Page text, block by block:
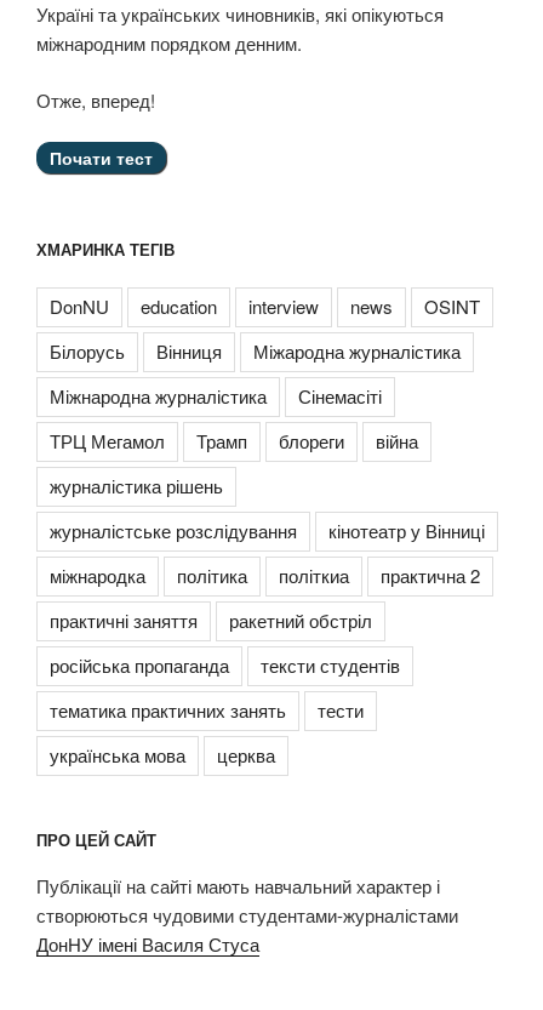
Україні та українських чиновників, які опікуються
міжнародним порядком денним.
Отже, вперед!
ХМАРИНКА ТЕГІВ
DonNU education interview news
OSINT
Білорусь
Вінниця
Міжародна журналістика
Міжнародна журналістика
Сінемасіті
ТРЦ Мегамол
Трамп блореги
війна
журналістика рішень
журналістське розслідування
кінотеатр у Вінниці
міжнародка
політика політкиа
практична 2
практичні заняття
ракетний обстріл
російська пропаганда
тексти студентів
тематика практичних занять
тести
українська мова
церква
ПРО ЦЕЙ САЙТ
Публікації на сайті мають навчальний характер і
створюються чудовими студентами-журналістами
ДонНУ імені Василя Стуса